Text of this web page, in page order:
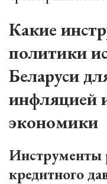
Какие
политики
Беларуси
инфляцией
экономики
Инструменты
кредитного